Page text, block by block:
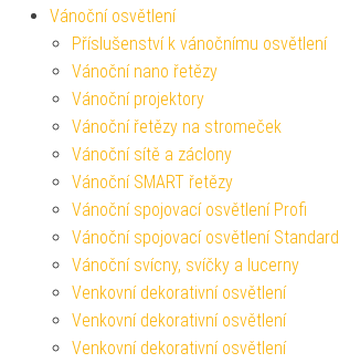
Vánoční osvětlení
Příslušenství k vánočnímu osvětlení
Vánoční nano řetězy
Vánoční projektory
Vánoční řetězy na stromeček
Vánoční sítě a záclony
Vánoční SMART řetězy
Vánoční spojovací osvětlení Profi
Vánoční spojovací osvětlení Standard
Vánoční svícny, svíčky a lucerny
Venkovní dekorativní osvětlení
Venkovní dekorativní osvětlení
Venkovní dekorativní osvětlení